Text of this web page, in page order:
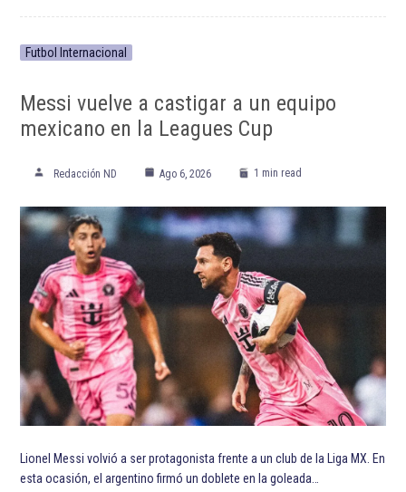
Futbol Internacional
Messi vuelve a castigar a un equipo
mexicano en la Leagues Cup
Redacción ND Ago 6, 2026 1 min read
Lionel Messi volvió a ser protagonista frente a un club de la Liga MX. En
esta ocasión, el argentino firmó un doblete en la goleada…